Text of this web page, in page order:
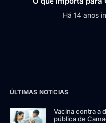
Há 14 anos
ÚLTIMAS NOTÍCIAS
Vacina contra a
pública de